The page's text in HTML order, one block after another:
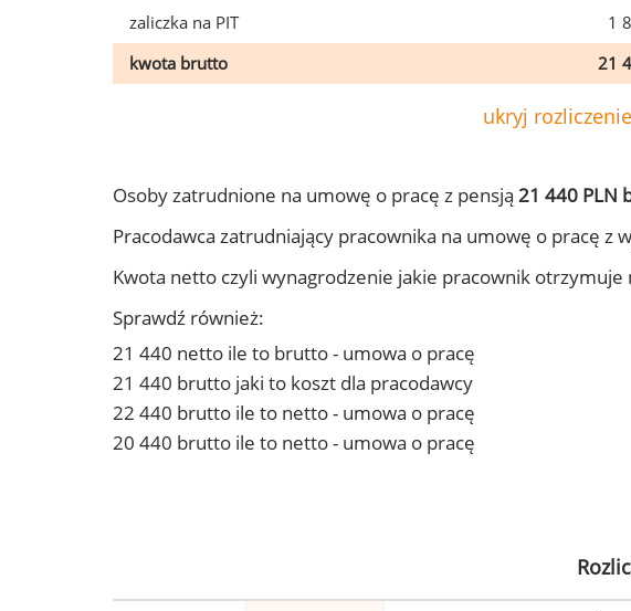
zaliczka na PIT
1
kwota brutto
21
ukryj
Osoby zatrudnione na umowę o pracę z pensją 21 440 PLN
Pracodawca zatrudniający pracownika na umowę o pracę z
Kwota netto czyli wynagrodzenie jakie pracownik
Sprawdź również:
21 440 netto ile to brutto - umowa o pracę
21 440 brutto jaki to koszt dla pracodawcy
22 440 brutto ile to netto - umowa o pracę
20 440 brutto ile to netto - umowa o pracę